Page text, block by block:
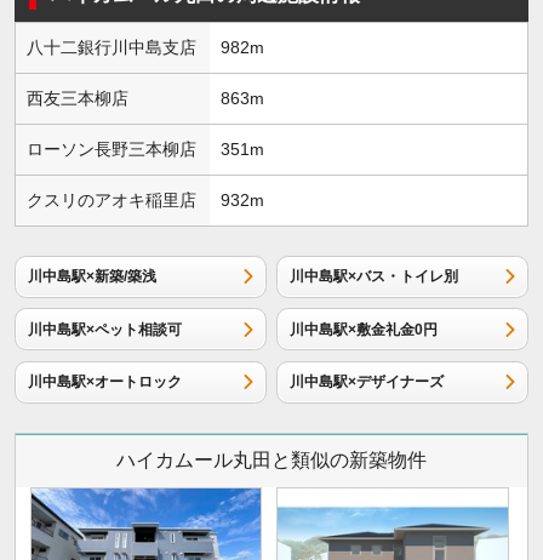
八十二銀行川中島支店 982m
西友三本柳店 863m
ローソン長野三本柳店 351m
クスリのアオキ稲里店 932m
川中島駅×新築/築浅 川中島駅×バス・トイレ別
川中島駅×ペット相談可 川中島駅×敷金礼金0円
川中島駅×オートロック 川中島駅×デザイナーズ
ハイカムール丸田と類似の新築物件